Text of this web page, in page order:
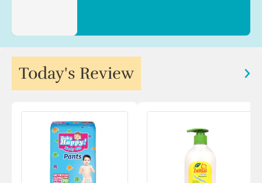
Today's Review